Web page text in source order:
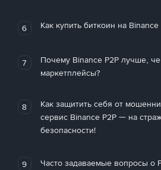
6 Как купить биткоин на Binance
7
Почему Binance P2P лучше,
маркетплейсы?
8
Как защитить себя от
сервис Binance P2P — на
безопасности!
9 Часто задаваемые вопросы о